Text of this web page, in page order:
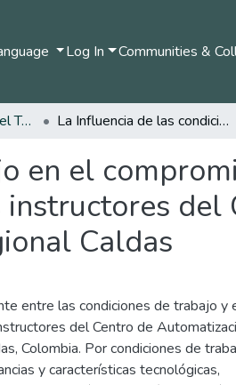
Log In Communities &
Maestria en Gerencia del Talento Humano La Influencia de las condiciones de trabajo en el compromiso organizacional: un estudio de caso en los instructores del Centro de Automatización Industrial del SENA, Regional Caldas
en el
del
Caldas
entre las condiciones de trabajo y
del Centro de
Colombia. Por condiciones de
y características tecnológicas,